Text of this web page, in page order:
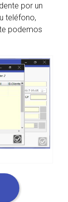
por un
teléfono,
podemos